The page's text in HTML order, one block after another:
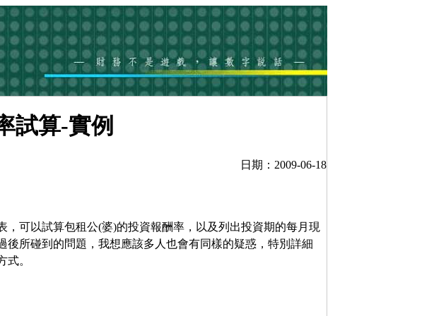
試算-實例
日期：2009-06-18
，可以試算包租公(婆)的投資報酬率，以及列出投資期的每月現
後所碰到的問題，我想應該多人也會有同樣的疑惑，特別詳細
式。